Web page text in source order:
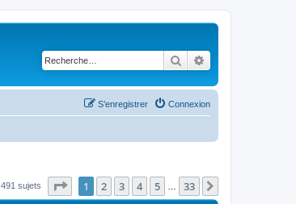
Rechercher
Connexion
S’enregistrer
491 sujets Page sur33
1 2 3 4 5 33